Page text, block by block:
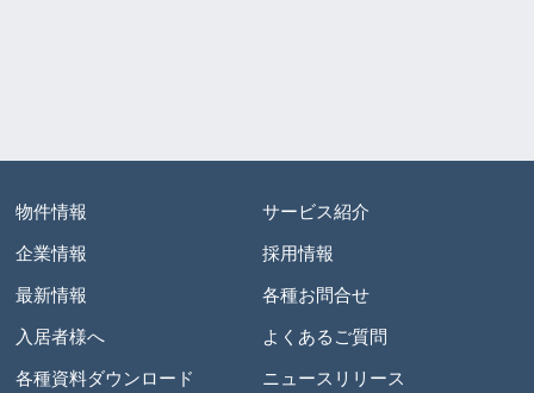
物件情報
サービス紹介
企業情報
採用情報
最新情報
各種お問合せ
入居者様へ
よくあるご質問
各種資料ダウンロード
ニュースリリース